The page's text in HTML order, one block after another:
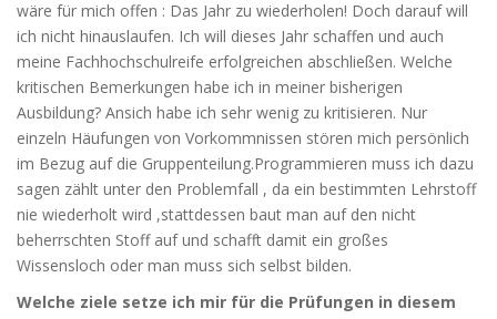
wäre für mich offen : Das Jahr zu wiederholen! Doch darauf will
ich nicht hinauslaufen. Ich will dieses Jahr schaffen und auch
meine Fachhochschulreife erfolgreichen abschließen. Welche
kritischen Bemerkungen habe ich in meiner bisherigen
Ausbildung? Ansich habe ich sehr wenig zu kritisieren. Nur
einzeln Häufungen von Vorkommnissen stören mich persönlich
im Bezug auf die Gruppenteilung.Programmieren muss ich dazu
sagen zählt unter den Problemfall , da ein bestimmten Lehrstoff
nie wiederholt wird ,stattdessen baut man auf den nicht
beherrschten Stoff auf und schafft damit ein großes
Wissensloch oder man muss sich selbst bilden.
Welche ziele setze ich mir für die Prüfungen in diesem